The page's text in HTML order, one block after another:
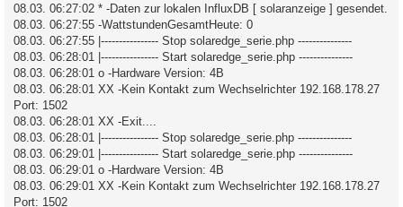
08.03. 06:27:02 * -Daten zur lokalen InfluxDB [ solaranzeige ] gesendet.
08.03. 06:27:55 -WattstundenGesamtHeute: 0
08.03. 06:27:55 |---------------- Stop solaredge_serie.php ---------------
08.03. 06:28:01 |---------------- Start solaredge_serie.php ---------------
08.03. 06:28:01 o -Hardware Version: 4B
08.03. 06:28:01 XX -Kein Kontakt zum Wechselrichter 192.168.178.27
Port: 1502
08.03. 06:28:01 XX -Exit....
08.03. 06:28:01 |---------------- Stop solaredge_serie.php ---------------
08.03. 06:29:01 |---------------- Start solaredge_serie.php ---------------
08.03. 06:29:01 o -Hardware Version: 4B
08.03. 06:29:01 XX -Kein Kontakt zum Wechselrichter 192.168.178.27
Port: 1502